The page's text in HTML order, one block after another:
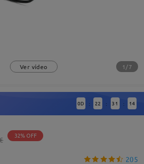
Ver vídeo 1/7
0D : 22 : 31 : 13
32% OFF
205